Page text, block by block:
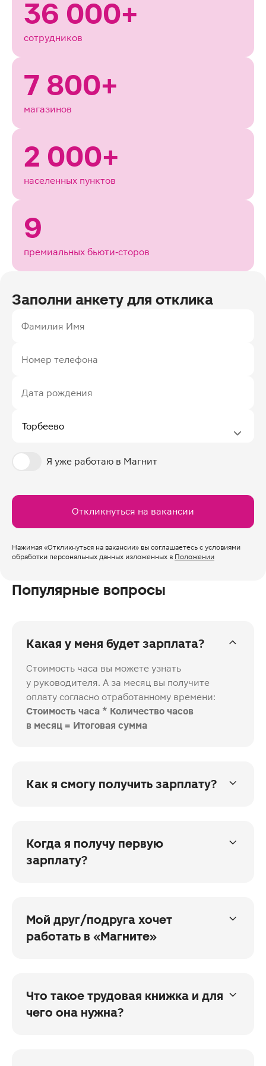
36 000+
сотрудников
7 800+
магазинов
2 000+
населенных пунктов
9
премиальных бьюти‑сторов
Заполни анкету для отклика
Фамилия Имя
Номер телефона
Дата рождения
Я уже работаю в Магнит
Откликнуться на вакансии
Нажимая «Откликнуться на вакансии» вы соглашаетесь с условиями
обработки персональных данных изложенных в Положении
Популярные вопросы
Какая у меня будет зарплата?
Стоимость часа вы можете узнать
у руководителя. А за месяц вы получите
оплату согласно отработанному времени:
Стоимость часа * Количество часов
в месяц = Итоговая сумма
Как я смогу получить зарплату?
одного из этих банков, то сообщите об этом
при оформлении на работу
Когда я получу первую
зарплату?
месяц
Мой друг/подруга хочет
работать в «Магните»
по номеру
на сайте. А вы получите премию
за приведённого друга
Что такое трудовая книжка и для
чего она нужна?